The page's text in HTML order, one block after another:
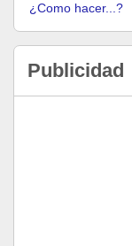
¿Como hacer...?
Publicidad